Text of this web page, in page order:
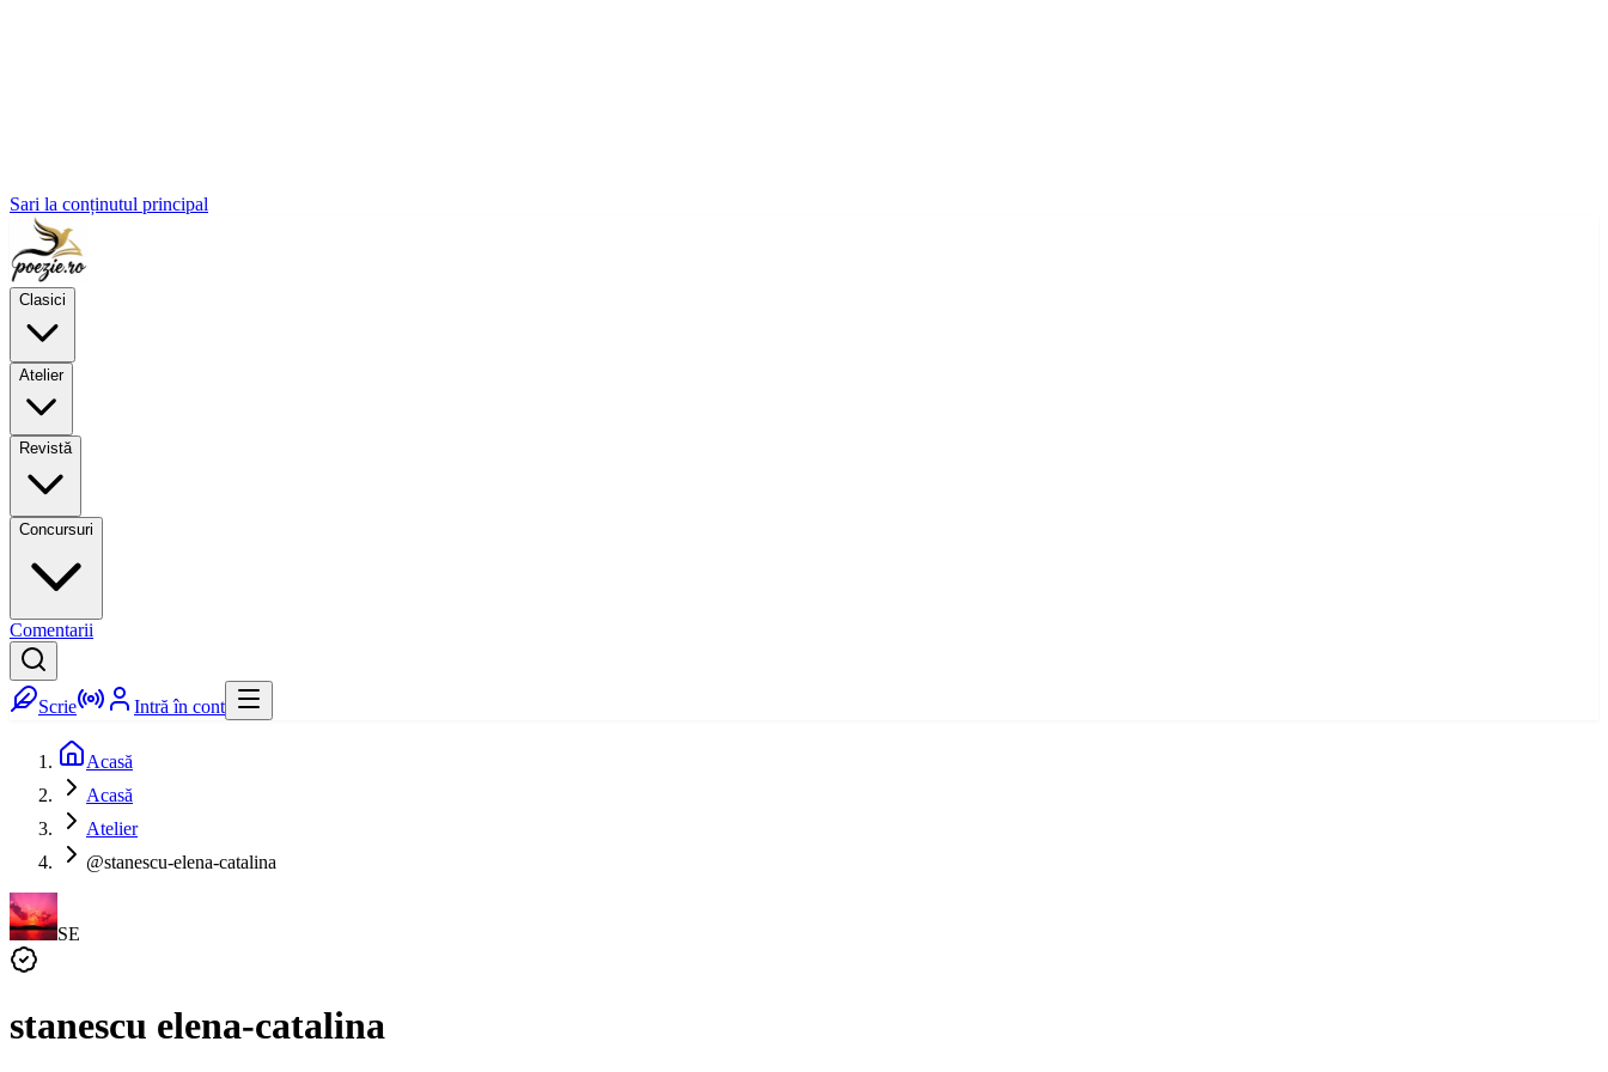
Sari la conținutul principal
Clasici
Atelier
Revistă
Concursuri
Comentarii
Scrie Intră în cont
Acasă
Acasă
Atelier
@stanescu-elena-catalina
SE
stanescu elena-catalina